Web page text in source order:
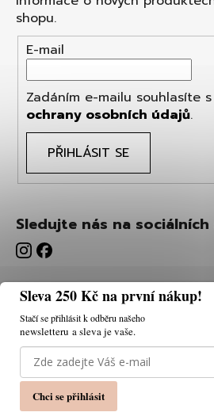
Používáme cookies, abychom
prohlížení webu a díky analýze
jeho funkce, výkon a použitelnost.
shopu.
E-mail
Zadáním e-mailu souhlasíte s
ochrany osobních údajů.
PŘIHLÁSIT SE
Sledujte nás na
Sleva 250 Kč na první nákup!
Stačí se přihlásit k odběru našeho
newsletteru a sleva je vaše.
Chci se přihlásit